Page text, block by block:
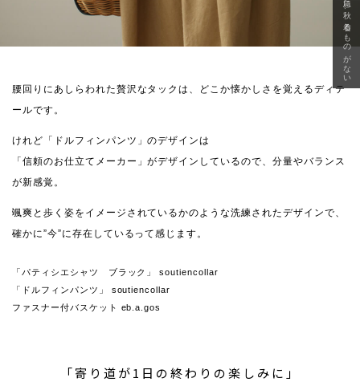
腰回りにあしらわれた贅沢なタックは、どこか懐かしさを覚えるディテ
ールです。
けれど「ドルフィンパンツ」のデザインは
「信頼のお仕立てメーカー」がデザインしているので、分量やバランス
が新感覚。
颯爽と歩く姿をイメージされているかのような洗練されたデザインで、
確かに”今”に存在しているって感じます。
「パティシエシャツ ブラック」 soutiencollar
「ドルフィンパンツ」 soutiencollar
ファスナー付バスケット eb.a.gos
「寄り道が1日の終わりの楽しみに」
急に秋、着るものがない